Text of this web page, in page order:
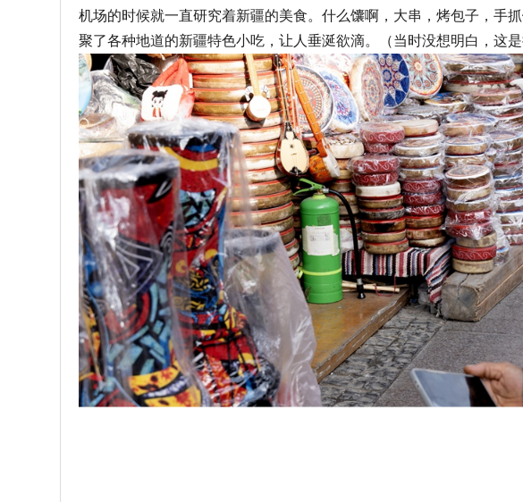
机场的时候就一直研究着新疆的美食。什么馕啊，大串，烤包子，手
聚了各种地道的新疆特色小吃，让人垂涎欲滴。（当时没想明白，这